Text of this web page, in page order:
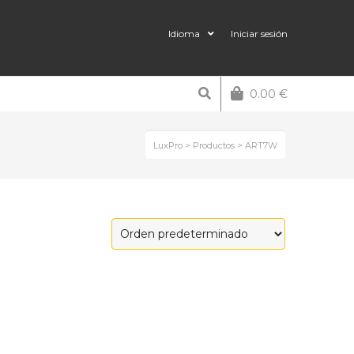
Idioma Iniciar sesión
0.00 €
LuxPro > Productos > ART7W